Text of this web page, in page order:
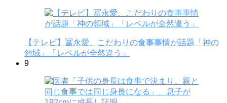
【テレビ】冨永愛、こだわりの食事事情が話題「神の
領域」「レベルが全然違う」
9